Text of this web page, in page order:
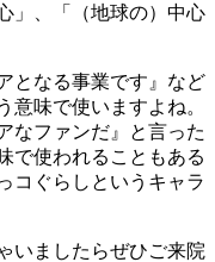
」、「（地球の）中心
となる事業です』など
意味で使いますよね。
なファンだ』と言った
で使われることもある
コぐらしというキャラ
いましたらぜひご来院